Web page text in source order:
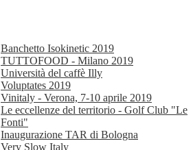
Banchetto Isokinetic 2019
TUTTOFOOD - Milano 2019
Università del caffè Illy
Voluptates 2019
Vinitaly - Verona, 7-10 aprile 2019
Le eccellenze del territorio - Golf Club "Le
Fonti"
Inaugurazione TAR di Bologna
Very Slow Italy